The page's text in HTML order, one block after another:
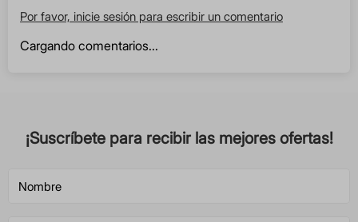
Por favor, inicie sesión para escribir un comentario
Cargando comentarios...
¡Suscríbete para recibir las mejores ofertas!